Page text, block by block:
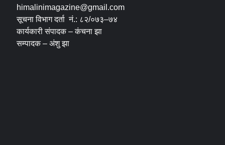
himalinimagazine@gmail.com
सूचना विभाग दर्ता नं.: ८२/०७३–७४
कार्यकारी संपादक – कंचना झा
सम्पादक – अंशु झा